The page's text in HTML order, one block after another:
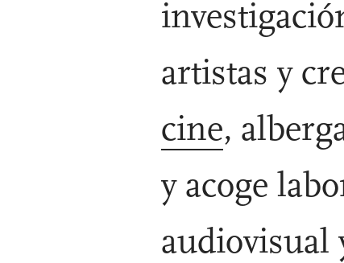
artistas y
cine,
y acoge
audiovisual